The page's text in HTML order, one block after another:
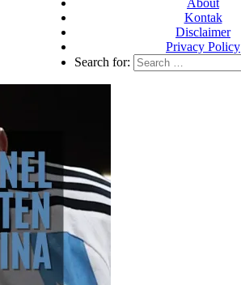
About
Kontak
Disclaimer
Privacy Policy
Search for: